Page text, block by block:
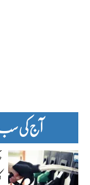
آج کی سب